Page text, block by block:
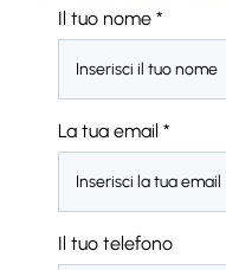
Il tuo nome *
La tua email *
Il tuo telefono